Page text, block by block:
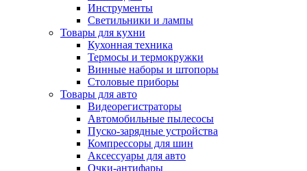
Инструменты
Светильники и лампы
Товары для кухни
Кухонная техника
Термосы и термокружки
Винные наборы и штопоры
Столовые приборы
Товары для авто
Видеорегистраторы
Автомобильные пылесосы
Пуско-зарядные устройства
Компрессоры для шин
Аксессуары для авто
Очки-антифары